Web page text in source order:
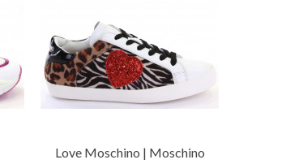
Love Moschino | Moschino